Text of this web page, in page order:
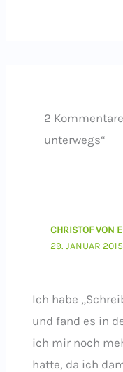
2
unterwegs“
CHRISTOF VON
29. JANUAR
Ich habe
und fand es in
ich mir noch
hatte, da ich